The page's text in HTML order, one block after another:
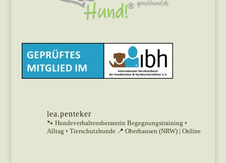
lea.penteker
🐾 Hundeverhaltensberaterin Begegnungstraining •
Alltag • Tierschutzhunde📍 Oberhausen (NRW) | Online